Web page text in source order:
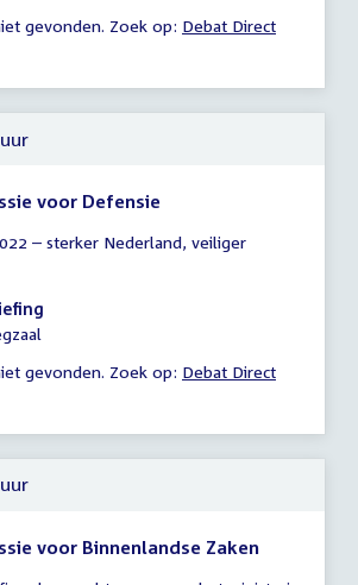
gevonden. Zoek op: External
Debat Direct
voor Defensie
– sterker Nederland, veiliger
gevonden. Zoek op: External
Debat Direct
voor Binnenlandse Zaken